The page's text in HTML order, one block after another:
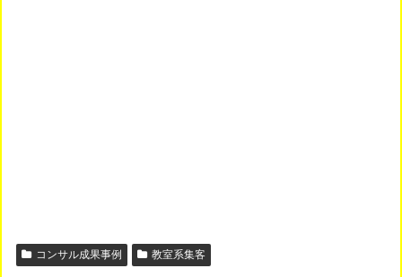
コンサル成果事例 教室系集客